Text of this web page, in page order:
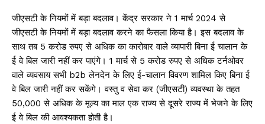
जीएसटी के नियमों में बड़ा बदलाव। केंद्र सरकार ने 1 मार्च 2024 से
जीएसटी के नियमों में बड़ा बदलाव करने का फैसला किया है। इस बदलाव के
साथ तब 5 करोड रुपए से अधिक का कारोबार वाले व्यापारी बिना ई चालान के
ई वे बिल जारी नहीं कर पाएंगे। 1 मार्च से 5 करोड रुपए से अधिक टर्नओवर
वाले व्यवसाय सभी b2b लेनदेन के लिए ई-चालान विवरण शामिल किए बिना ई
वे बिल जारी नहीं कर सकेंगे। वस्तु व सेवा कर (जीएसटी) व्यवस्था के तहत
50,000 से अधिक के मूल्य का माल एक राज्य से दूसरे राज्य में भेजने के लिए
ई वे बिल की आवश्यकता होती है।